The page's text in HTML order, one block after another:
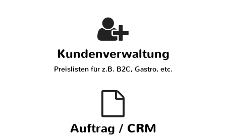
Kundenverwaltung
Preislisten für z.B. B2C, Gastro, etc.
Auftrag / CRM